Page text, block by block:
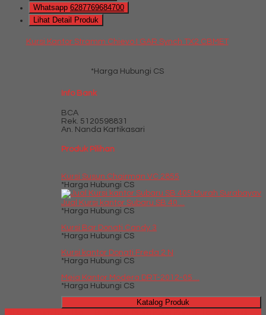
Whatsapp 6287769684700
Lihat Detail Produk
Kursi Kantor Stramm Chievo I GAR Synch TX2 CBMET
*Harga Hubungi CS
Info Bank
BCA
Rek. 5120598831
An. Nanda Kartikasari
Produk Pilihan
Kursi Susun Chairman VC 2855
*Harga Hubungi CS
Jual Kursi kantor Subaru SB 40....
*Harga Hubungi CS
Kursi Bar Donati Candy 3
*Harga Hubungi CS
Kursi kantor Donati Freda 2 N
*Harga Hubungi CS
Meja Kantor Modera DRT-2012-05....
*Harga Hubungi CS
Katalog Produk